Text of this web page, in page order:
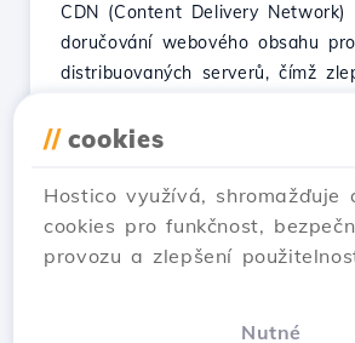
CDN (Content Delivery Network)
doručování webového obsahu
distribuovaných serverů, čímž
Ukaž článek
// cookies
Hostico využívá, shromažďuje
cookies pro funkčnost,
provozu a zlepšení
Nutné